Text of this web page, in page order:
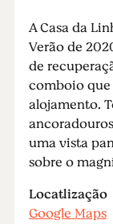
A Casa da
Verão de
de
comboio que
alojamento.
uma vista
sobre o
Locatlização
Google Maps